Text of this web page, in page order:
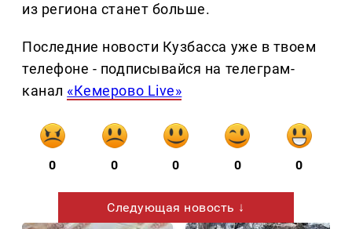
из региона станет больше.
Последние новости Кузбасса уже в твоем
телефоне - подписывайся на телеграм-
канал «Кемерово Live»
0 0 0 0 0
Следующая новость ↓